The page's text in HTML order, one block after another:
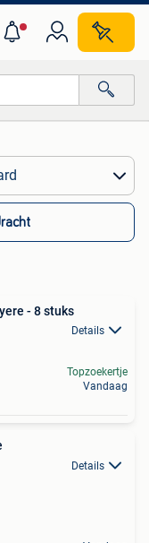
- 8 stuks
Details
Topzoekertje
Vandaag
Details